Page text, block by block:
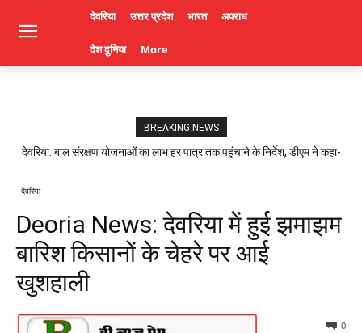
देवरिया उत्तर प्रदेश भारत अपराध
देश दुनिया More
BREAKING NEWS
देवरिया: बाल संरक्षण योजनाओं का लाभ हर पात्र तक पहुंचाने के निर्देश, डीएम ने कहा-
देवरिया
Deoria News: देवरिया में हुई झमाझम
बारिश किसानों के चेहरे पर आई
खुशहाली
0